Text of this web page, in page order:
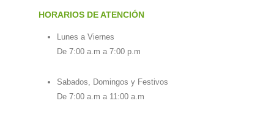
HORARIOS DE ATENCIÓN
Lunes a Viernes
De 7:00 a.m a 7:00 p.m
Sabados, Domingos y Festivos
De 7:00 a.m a 11:00 a.m